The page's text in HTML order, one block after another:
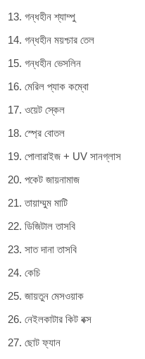
গন্ধহীন শ্যাম্পু
গন্ধহীন ময়শ্চার তেল
গন্ধহীন ভেসলিন
মেরিল প্যাক কম্বো
ওয়েট স্কেল
স্প্রে বোতল
পোলারাইজ + UV সানগ্লাস
পকেট জায়নামাজ
তায়াম্মুম মাটি
ডিজিটাল তাসবি
সাত দানা তাসবি
কেচি
জায়তুন মেসওয়াক
নেইলকাটার কিট বক্স
ছোট ফ্যান